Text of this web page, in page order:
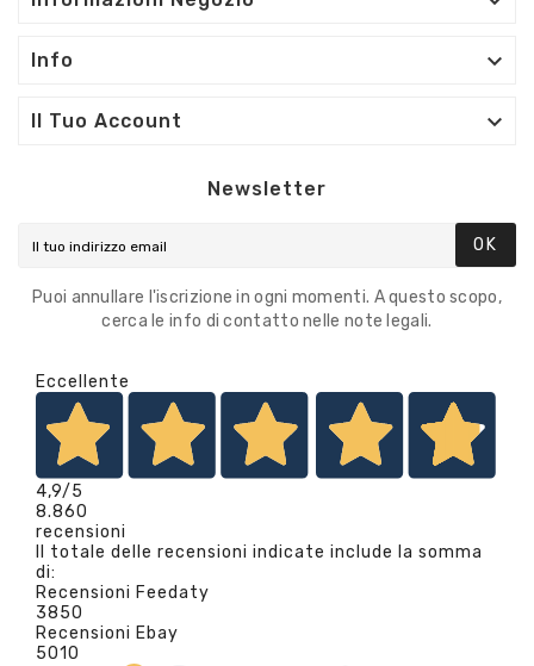
Info 
Il Tuo Account 
Newsletter
OK
Puoi annullare l'iscrizione in ogni momenti. A questo scopo,
cerca le info di contatto nelle note legali.
Eccellente
4,9/5
8.860
recensioni
Il totale delle recensioni indicate include la somma
di:
Recensioni Feedaty
3850
Recensioni Ebay
5010